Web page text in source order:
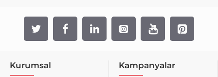
Kurumsal Kampanyalar